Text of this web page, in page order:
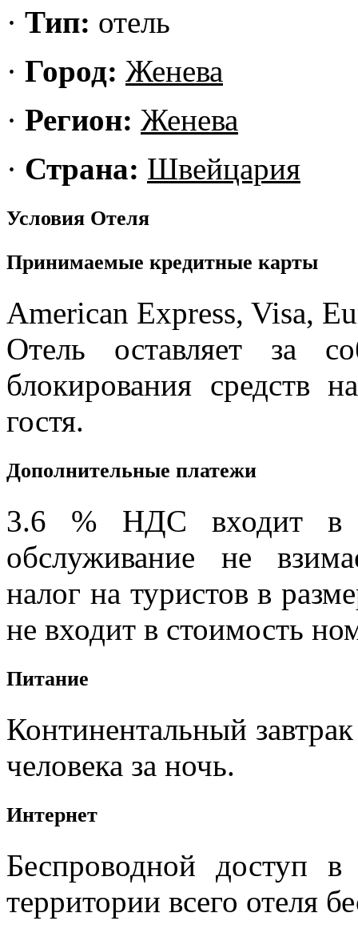
· Тип: отель
· Город: Женева
· Регион: Женева
· Страна: Швейцария
Условия Отеля
Принимаемые кредитные карты
American Express, Visa,
Отель оставляет за
блокирования средств
гостя.
Дополнительные платежи
3.6 % НДС входит в
обслуживание не
налог на туристов в
не входит в стоимость
Питание
Континентальный
человека за ночь.
Интернет
Беспроводной доступ в
территории всего отеля